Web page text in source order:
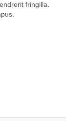
fringilla.